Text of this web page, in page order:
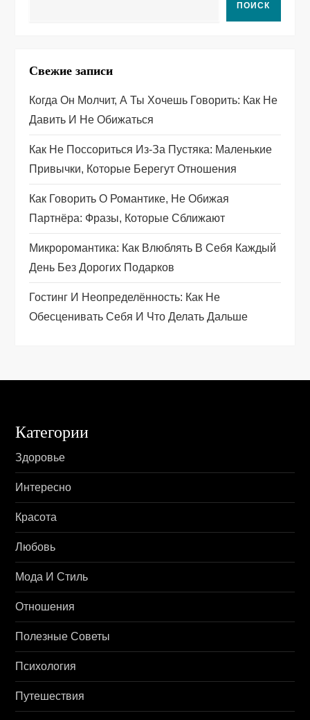
я
п
о
з
а
п
и
с
я
ПОИСК
Свежие записи
Когда Он Молчит, А Ты Хочешь Говорить: Как Не
Давить И Не Обижаться
Как Не Поссориться Из‑за Пустяка: Маленькие
Привычки, Которые Берегут Отношения
Как Говорить О Романтике, Не Обижая
Партнёра: Фразы, Которые Сближают
Микроромантика: Как Влюблять В Себя Каждый
День Без Дорогих Подарков
Гостинг И Неопределённость: Как Не
Обесценивать Себя И Что Делать Дальше
Категории
Здоровье
Интересно
Красота
Любовь
Мода И Стиль
Отношения
Полезные Советы
Психология
Путешествия